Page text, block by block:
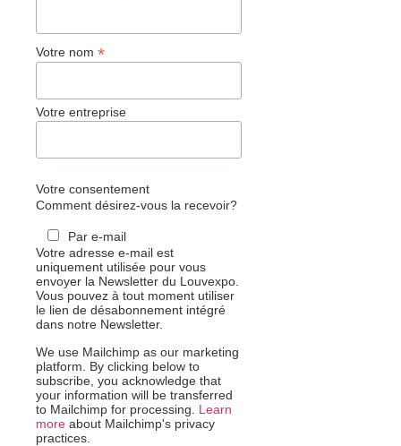
Votre nom *
Votre entreprise
Votre consentement
Comment désirez-vous la recevoir?
Par e-mail
Votre adresse e-mail est
uniquement utilisée pour vous
envoyer la Newsletter du Louvexpo.
Vous pouvez à tout moment utiliser
le lien de désabonnement intégré
dans notre Newsletter.
We use Mailchimp as our marketing
platform. By clicking below to
subscribe, you acknowledge that
your information will be transferred
to Mailchimp for processing. Learn
more about Mailchimp's privacy
practices.